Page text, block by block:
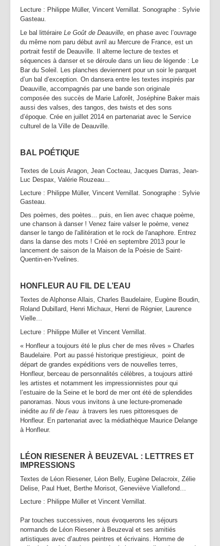
Lecture : Philippe Müller, Vincent Vernillat. Sonographe : Sylvie
Gasteau.
Le bal littéraire Le Goût de Deauville, en phase avec l’ouvrage
du même nom paru début avril au Mercure de France, est un
portrait festif de Deauville. Il alterne lecture de textes et
séquences à danser et se déroule dans un lieu de légende : Le
Bar du Soleil. Les planches deviennent pour un soir le parquet
d’un bal d’exception. On dansera entre les textes inspirés par
Deauville, accompagnés par une bande son originale
composée des succès de Marie Laforêt, Joséphine Baker mais
aussi des valses, des tangos, des twists et des sons
d’époque. Crée en juillet 2014 en partenariat avec le Service
culturel de la Ville de Deauville.
BAL POÉTIQUE
Textes de Louis Aragon, Jean Cocteau, Jacques Darras, Jean-
Luc Despax, Valérie Rouzeau...
Lecture : Philippe Müller, Vincent Vernillat. Sonographe : Sylvie
Gasteau.
Des poèmes, des poètes... puis, en lien avec chaque poème,
une chanson à danser ! Venez faire valser le poème, venez
danser le tango de l'allitération et le rock de l'anaphore. Entrez
dans la danse des mots ! Créé en septembre 2013 pour le
lancement de saison de la Maison de la Poésie de Saint-
Quentin-en-Yvelines.
HONFLEUR AU FIL DE L’EAU
Textes de Alphonse Allais, Charles Baudelaire, Eugène Boudin,
Roland Dubillard, Henri Michaux, Henri de Régnier, Laurence
Vielle…
Lecture : Philippe Müller et Vincent Vernillat.
« Honfleur a toujours été le plus cher de mes rêves » Charles
Baudelaire. Port au passé historique prestigieux, point de
départ de grandes expéditions vers de nouvelles terres,
Honfleur, berceau de personnalités célèbres, a toujours attiré
les artistes et notamment les impressionnistes pour qui
l’estuaire de la Seine et le bord de mer ont été de splendides
panoramas. Nous vous invitons à une lecture-promenade
inédite au fil de l’eau à travers les rues pittoresques de
Honfleur. En partenariat avec la médiathèque Maurice Delange
à Honfleur.
LÉON RIESENER À BEUZEVAL : LETTRES ET
IMPRESSIONS
Textes de Léon Riesener, Léon Belly, Eugène Delacroix, Zélie
Delise, Paul Huet, Berthe Morisot, Geneviève Viallefond…
Lecture : Philippe Müller et Vincent Vernillat.
Par touches successives, nous évoquerons les séjours
normands de Léon Riesener à Beuzeval et ses amitiés
artistiques avec d’autres peintres et écrivains. Homme de